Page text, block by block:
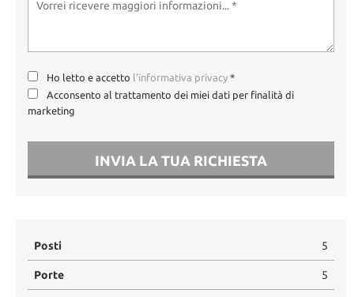
Ho letto e accetto l'informativa privacy *
Acconsento al trattamento dei miei dati per finalità di
marketing
INVIA LA TUA RICHIESTA
Posti 5
Porte 5